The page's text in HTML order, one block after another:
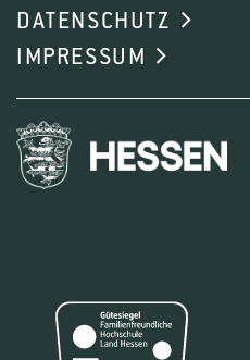
DATENSCHUTZ
IMPRESSUM